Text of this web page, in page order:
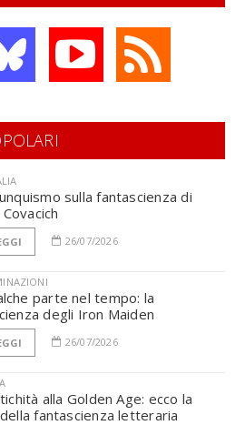
sulla fantascienza di
26/07/2026
parte nel tempo: la
degli Iron Maiden
26/07/2026
alla Golden Age: ecco la
fantascienza letteraria